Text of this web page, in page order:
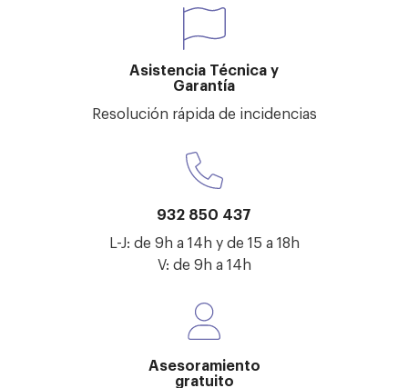
Asistencia Técnica y
Garantía
Resolución rápida de incidencias
932 850 437
L-J: de 9h a 14h y de 15 a 18h
V: de 9h a 14h
Asesoramiento
gratuito